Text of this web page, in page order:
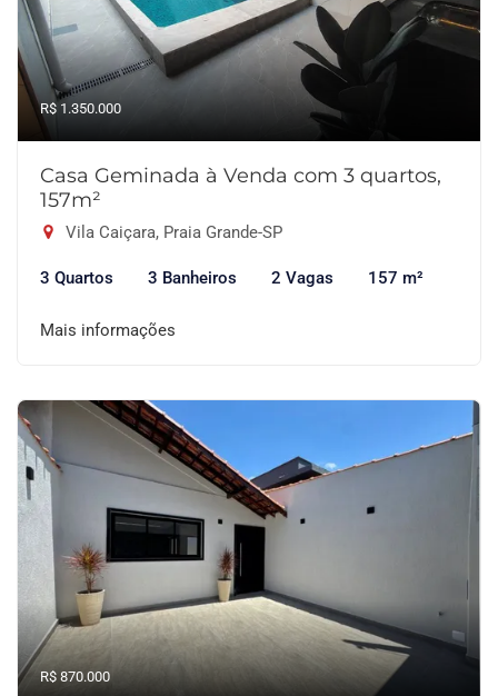
R$ 1.350.000
Casa Geminada à Venda com 3 quartos,
157m²
Vila Caiçara, Praia Grande-SP
3 Quartos 3 Banheiros 2 Vagas 157 m²
Mais informações
R$ 870.000